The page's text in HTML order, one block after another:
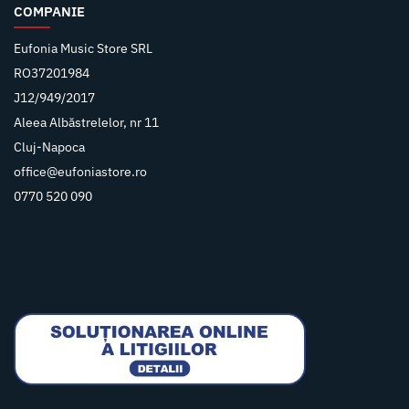
COMPANIE
Eufonia Music Store SRL
RO37201984
J12/949/2017
Aleea Albăstrelelor, nr 11
Cluj-Napoca
office@eufoniastore.ro
0770 520 090